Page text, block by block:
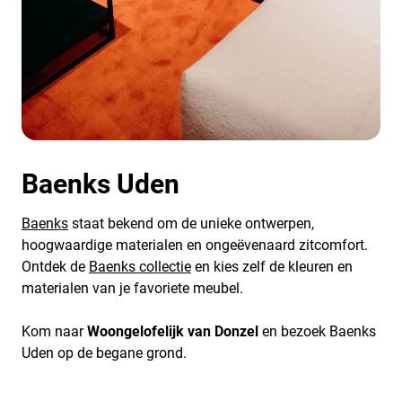
Baenks Uden
Baenks staat bekend om de unieke ontwerpen,
hoogwaardige materialen en ongeëvenaard zitcomfort.
Ontdek de Baenks collectie en kies zelf de kleuren en
materialen van je favoriete meubel.
Kom naarWoongelofelijk van Donzel en bezoek Baenks
Uden op de begane grond.